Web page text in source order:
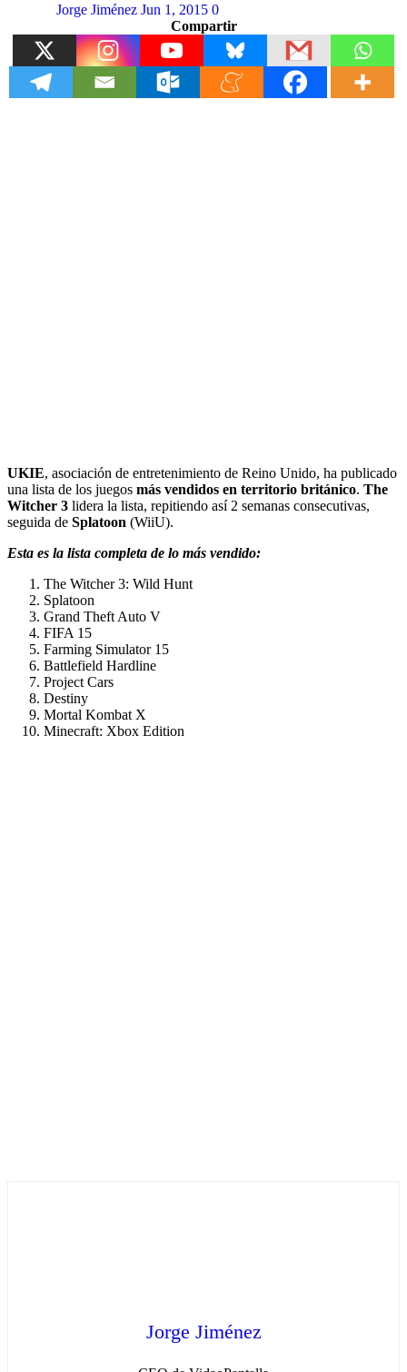
Jorge Jiménez Jun 1, 2015 0
Compartir
UKIE, asociación de entretenimiento de Reino Unido, ha publicado
una lista de los juegos más vendidos en territorio británico. The
Witcher 3 lidera la lista, repitiendo así 2 semanas consecutivas,
seguida de Splatoon (WiiU).
Esta es la lista completa de lo más vendido:
The Witcher 3: Wild Hunt
Splatoon
Grand Theft Auto V
FIFA 15
Farming Simulator 15
Battlefield Hardline
Project Cars
Destiny
Mortal Kombat X
Minecraft: Xbox Edition
Jorge Jiménez